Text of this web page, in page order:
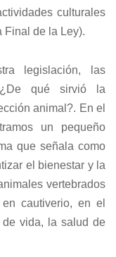
culturales
Final de la Ley).
legislación, las
qué sirvió la
animal?. En el
un pequeño
que señala como
el bienestar y la
vertebrados
cautiverio, en el
vida, la salud de